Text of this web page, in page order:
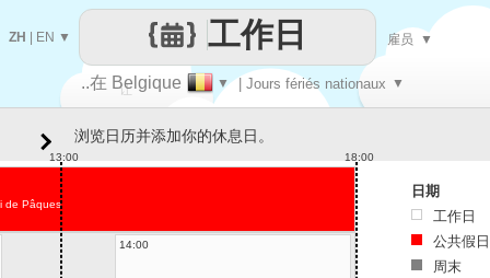
让
每一天
..在 Belgique ▼ | Jours fériés nationaux ▼
工作日
ZH EN ▼ 雇员 ▼
浏览日历并添加你的休息日。
13:00 18:00
de Pâques
14:00
日期
工作日
公共假日
周末